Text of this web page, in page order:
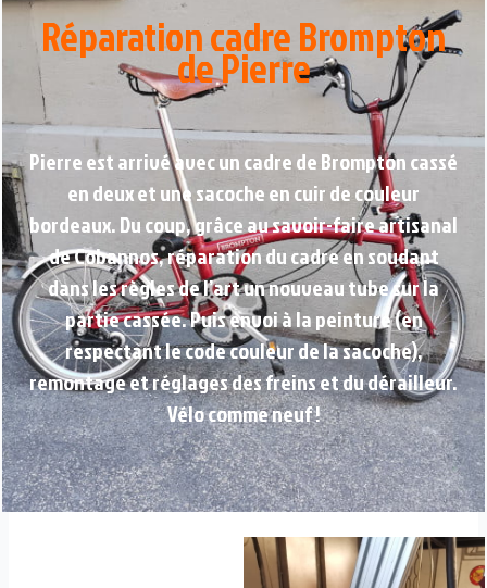
Réparation cadre Brompton
de Pierre
Pierre est arrivé avec un cadre de Brompton cassé
en deux et une sacoche en cuir de couleur
bordeaux. Du coup, grâce au savoir-faire artisanal
de Cobannos, réparation du cadre en soudant
dans les règles de l’art un nouveau tube sur la
partie cassée. Puis envoi à la peinture (en
respectant le code couleur de la sacoche),
remontage et réglages des freins et du dérailleur.
Vélo comme neuf !